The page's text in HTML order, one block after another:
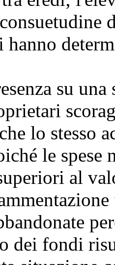
hanno
su una
lo stesso
le spese
al
dei fondi